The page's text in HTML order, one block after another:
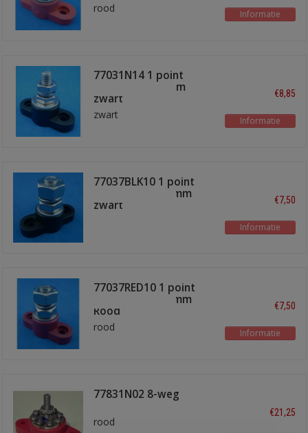
rood Informatie
77031N14 1 point
terminal bus 8mm
zwart
zwart
€8,85
Informatie
77037BLK10 1 point
terminal bus 10mm
zwart
€7,50
Informatie
77037RED10 1 point
terminal bus 10mm
Rood
rood
€7,50
Informatie
77831N02 8-weg
rood
€21,25